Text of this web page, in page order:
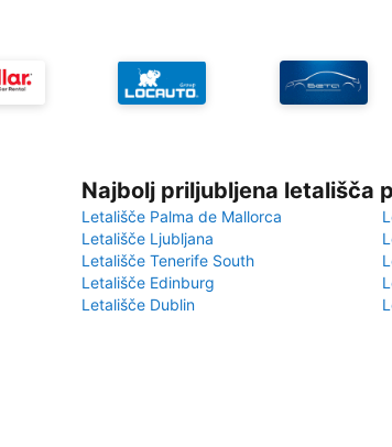
Najbolj priljubljena letališča
Letališče Palma de Mallorca
Letališče Ljubljana
Letališče Tenerife South
Letališče Edinburg
Letališče Dublin